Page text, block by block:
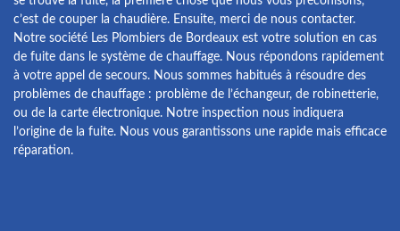
c’est de couper la chaudière. Ensuite, merci de nous contacter.
Notre société Les Plombiers de Bordeaux est votre solution en cas
de fuite dans le système de chauffage. Nous répondons rapidement
à votre appel de secours. Nous sommes habitués à résoudre des
problèmes de chauffage : problème de l’échangeur, de robinetterie,
ou de la carte électronique. Notre inspection nous indiquera
l’origine de la fuite. Nous vous garantissons une rapide mais efficace
réparation.